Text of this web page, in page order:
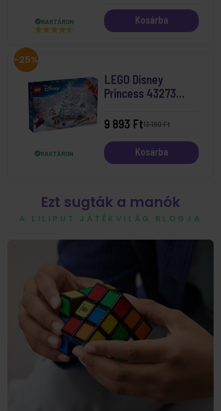
RAKTÁRON Kosárba
-25%
RAKTÁRON
LEGO Disney
Princess 43273
Princess Adventi
13 190 Ft
9 893 Ft
Kosárba
Ezt sugták a manók
A LILIPUT JÁTÉKVILÁG BLOGJA